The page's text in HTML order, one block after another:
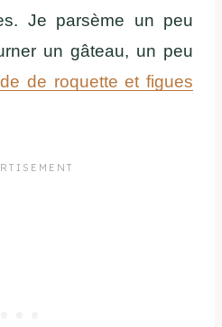
Je parsème un peu
un gâteau, un peu
de roquette et figues